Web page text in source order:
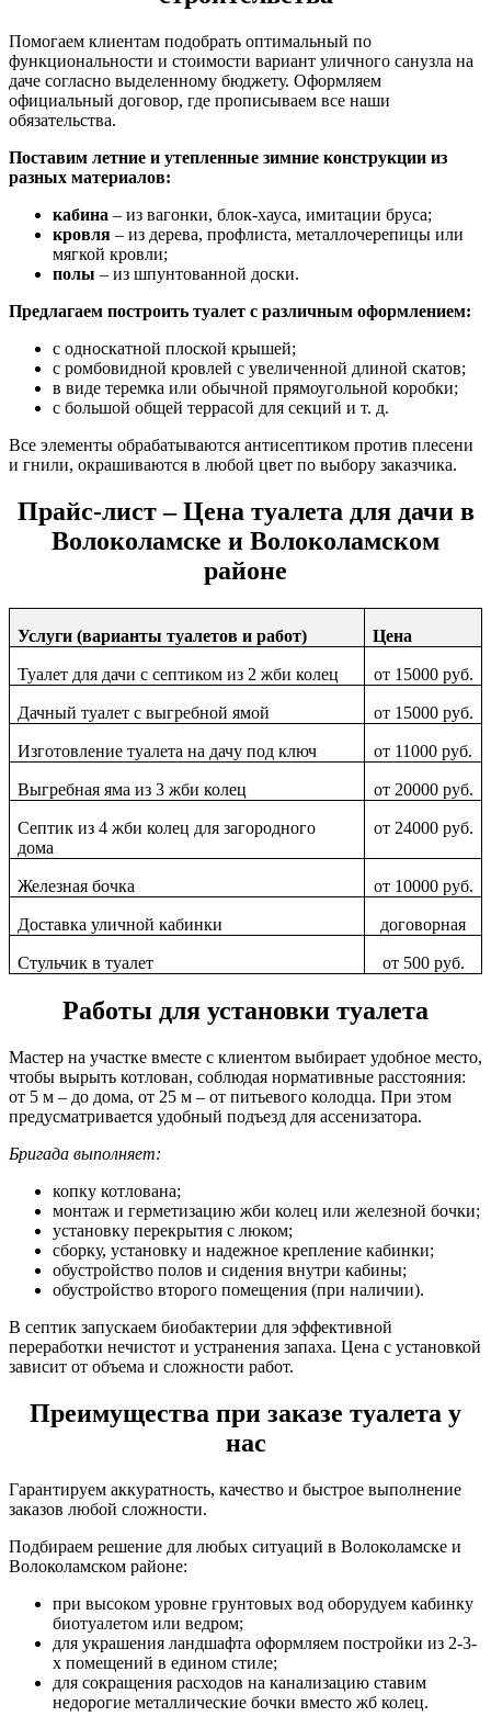
Помогаем клиентам подобрать оптимальный по
функциональности и стоимости вариант уличного санузла на
даче согласно выделенному бюджету. Оформляем
официальный договор, где прописываем все наши
обязательства.
Поставим летние и утепленные зимние конструкции из
разных материалов:
кабина – из вагонки, блок-хауса, имитации бруса;
кровля – из дерева, профлиста, металлочерепицы или
мягкой кровли;
полы – из шпунтованной доски.
Предлагаем построить туалет с различным оформлением:
с односкатной плоской крышей;
с ромбовидной кровлей с увеличенной длиной скатов;
в виде теремка или обычной прямоугольной коробки;
с большой общей террасой для секций и т. д.
Все элементы обрабатываются антисептиком против плесени
и гнили, окрашиваются в любой цвет по выбору заказчика.
Прайс-лист – Цена туалета для дачи в
Волоколамске и Волоколамском
районе
Услуги (варианты туалетов и работ) Цена
Туалет для дачи с септиком из 2 жби колец от 15000 руб.
Дачный туалет с выгребной ямой от 15000 руб.
Изготовление туалета на дачу под ключ от 11000 руб.
Выгребная яма из 3 жби колец от 20000 руб.
Септик из 4 жби колец для загородного
дома
от 24000 руб.
Железная бочка от 10000 руб.
Доставка уличной кабинки договорная
Стульчик в туалет от 500 руб.
Работы для установки туалета
Мастер на участке вместе с клиентом выбирает удобное место,
чтобы вырыть котлован, соблюдая нормативные расстояния:
от 5 м – до дома, от 25 м – от питьевого колодца. При этом
предусматривается удобный подъезд для ассенизатора.
Бригада выполняет:
копку котлована;
монтаж и герметизацию жби колец или железной бочки;
установку перекрытия с люком;
сборку, установку и надежное крепление кабинки;
обустройство полов и сидения внутри кабины;
обустройство второго помещения (при наличии).
В септик запускаем биобактерии для эффективной
переработки нечистот и устранения запаха. Цена с установкой
зависит от объема и сложности работ.
Преимущества при заказе туалета у
нас
Гарантируем аккуратность, качество и быстрое выполнение
заказов любой сложности.
Подбираем решение для любых ситуаций в Волоколамске и
Волоколамском районе:
при высоком уровне грунтовых вод оборудуем кабинку
биотуалетом или ведром;
для украшения ландшафта оформляем постройки из 2-3-
х помещений в едином стиле;
для сокращения расходов на канализацию ставим
недорогие металлические бочки вместо жб колец.